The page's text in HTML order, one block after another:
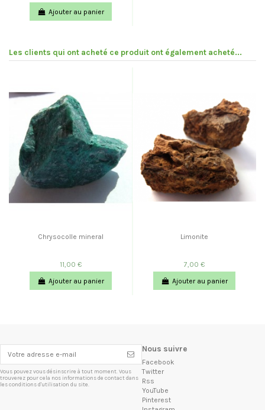
Ajouter au panier
Les clients qui ont acheté ce produit ont également acheté...
Chrysocolle mineral
11,00 €
Ajouter au panier
Limonite
7,00 €
Ajouter au panier
Vous pouvez vous désinscrire à tout moment. Vous
trouverez pour cela nos informations de contact dans
les conditions d'utilisation du site.
Nous suivre
Facebook
Twitter
Rss
YouTube
Pinterest